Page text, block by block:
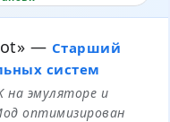
— Старший
систем
на эмуляторе и
оптимизирован